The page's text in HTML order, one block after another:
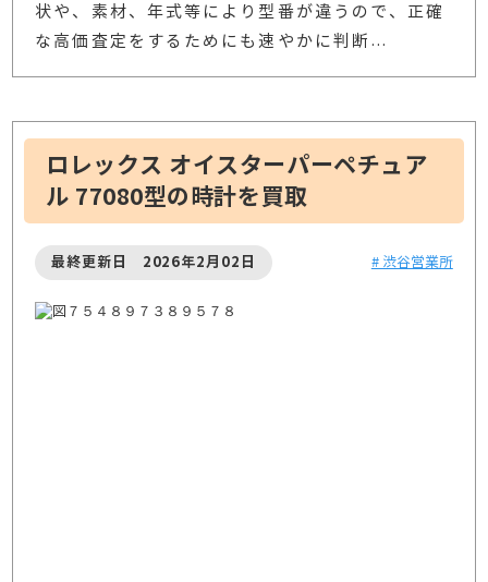
状や、素材、年式等により型番が違うので、正確
な高価査定をするためにも速やかに判断 …
ロレックス オイスターパーペチュア
ル 77080型の時計を買取
最終更新日 2026年2月02日 # 渋谷営業所